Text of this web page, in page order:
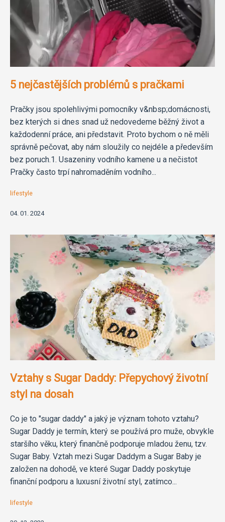
5 nejčastějších problémů s pračkami
Pračky jsou spolehlivými pomocníky v&nbsp;domácnosti,
bez kterých si dnes snad už nedovedeme běžný život a
každodenní práce, ani představit. Proto bychom o ně měli
správně pečovat, aby nám sloužily co nejdéle a především
bez poruch.1. Usazeniny vodního kamene u a nečistot
Pračky často trpí nahromaděním vodního...
lifestyle
04. 01. 2024
Vztahy s Sugar Daddy: Přepychový životní
styl na dosah
Co je to "sugar daddy" a jaký je význam tohoto vztahu?
Sugar Daddy je termín, který se používá pro muže, obvykle
staršího věku, který finančně podporuje mladou ženu, tzv.
Sugar Baby. Vztah mezi Sugar Daddym a Sugar Baby je
založen na dohodě, ve které Sugar Daddy poskytuje
finanční podporu a luxusní životní styl, zatímco...
lifestyle